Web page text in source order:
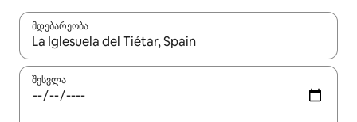
მდებარეობა
როცა შედეგები ხელმისაწვდომი გახდება, ნავიგაციისთვის
შესვლა